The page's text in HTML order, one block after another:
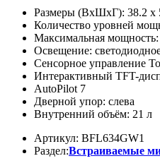
Размеры (ВхШхГ): 38.2 x
Количество уровней
Максимальная
Освещение:
Сенсорное управление
Интерактивный TFT-
AutoPilot 7
Дверной упор: слева
Внутренний объём: 21 л
Артикул: BFL634GW1
Раздел:Встраиваемые